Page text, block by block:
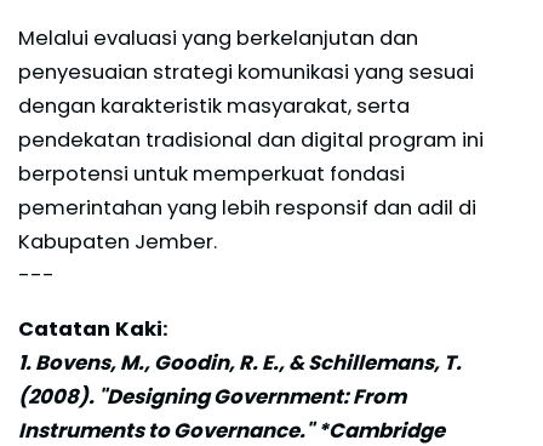
Melalui evaluasi yang berkelanjutan dan
penyesuaian strategi komunikasi yang sesuai
dengan karakteristik masyarakat, serta
pendekatan tradisional dan digital program ini
berpotensi untuk memperkuat fondasi
pemerintahan yang lebih responsif dan adil di
Kabupaten Jember.
---
Catatan Kaki:
1. Bovens, M., Goodin, R. E., & Schillemans, T.
(2008). "Designing Government: From
Instruments to Governance." *Cambridge